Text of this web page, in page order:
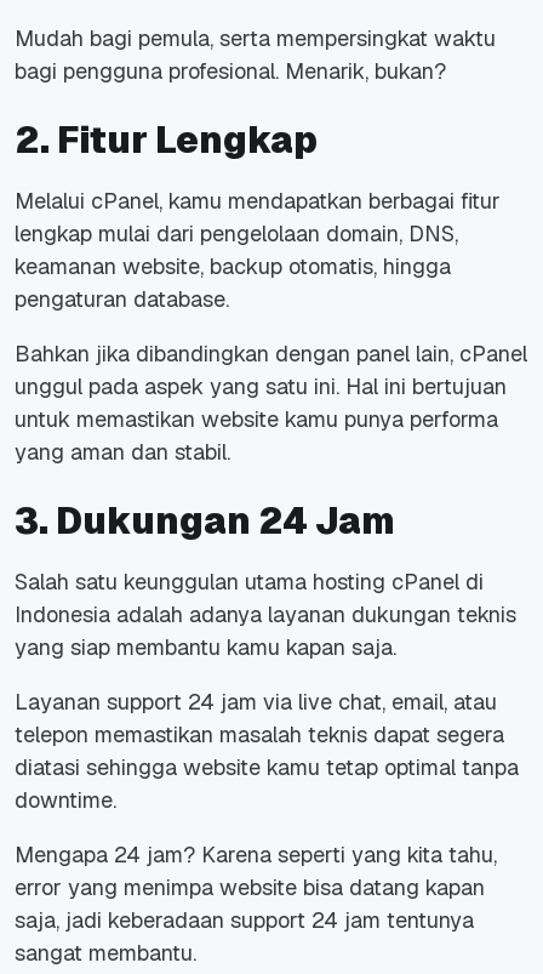
Mudah bagi pemula, serta mempersingkat waktu
bagi pengguna profesional. Menarik, bukan?
2. Fitur Lengkap
Melalui cPanel, kamu mendapatkan berbagai fitur
lengkap mulai dari pengelolaan domain, DNS,
keamanan website, backup otomatis, hingga
pengaturan database.
Bahkan jika dibandingkan dengan panel lain, cPanel
unggul pada aspek yang satu ini. Hal ini bertujuan
untuk memastikan website kamu punya performa
yang aman dan stabil.
3. Dukungan 24 Jam
Salah satu keunggulan utama hosting cPanel di
Indonesia adalah adanya layanan dukungan teknis
yang siap membantu kamu kapan saja.
Layanan support 24 jam via live chat, email, atau
telepon memastikan masalah teknis dapat segera
diatasi sehingga website kamu tetap optimal tanpa
downtime.
Mengapa 24 jam? Karena seperti yang kita tahu,
error yang menimpa website bisa datang kapan
saja, jadi keberadaan support 24 jam tentunya
sangat membantu.